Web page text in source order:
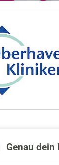
Genau dein